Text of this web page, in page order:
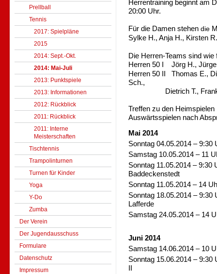
Prellball
Tennis
2017: Spielpläne
2015
2014: Sept.-Okt.
2014: Mai-Juli
2013: Punktspiele
2013: Informationen
2012: Rückblick
2011: Rückblick
2011: Interne
Meisterschaften
Tischtennis
Trampolinturnen
Turnen für Kinder
Yoga
Y-Do
Zumba
Der Verein
Der Jugendausschuss
Formulare
Datenschutz
Impressum
Herrentraining beginnt am
20:00 Uhr.
Für die Damen stehen die
Sylke H., Anja H., Kirsten
Die Herren-Teams sind wie
Herren 50 I
Jörg H.,
Herren 50 II Thomas E.,
Sch.,
Dietrich T., Frank
Treffen zu den
Auswärtsspielen nach
Mai 2014
Sonntag 04.05.2014 – 9:30
Samstag 10.05.2014 – 11
Sonntag 11.05.2014 – 9:30
Baddeckenstedt
Sonntag 11.05.2014 – 14
Sonntag 18.05.2014 – 9:30
Lafferde
Samstag 24.05.2014 – 14
Juni 2014
Samstag 14.06.2014 – 10
Sonntag 15.06.2014 –
II